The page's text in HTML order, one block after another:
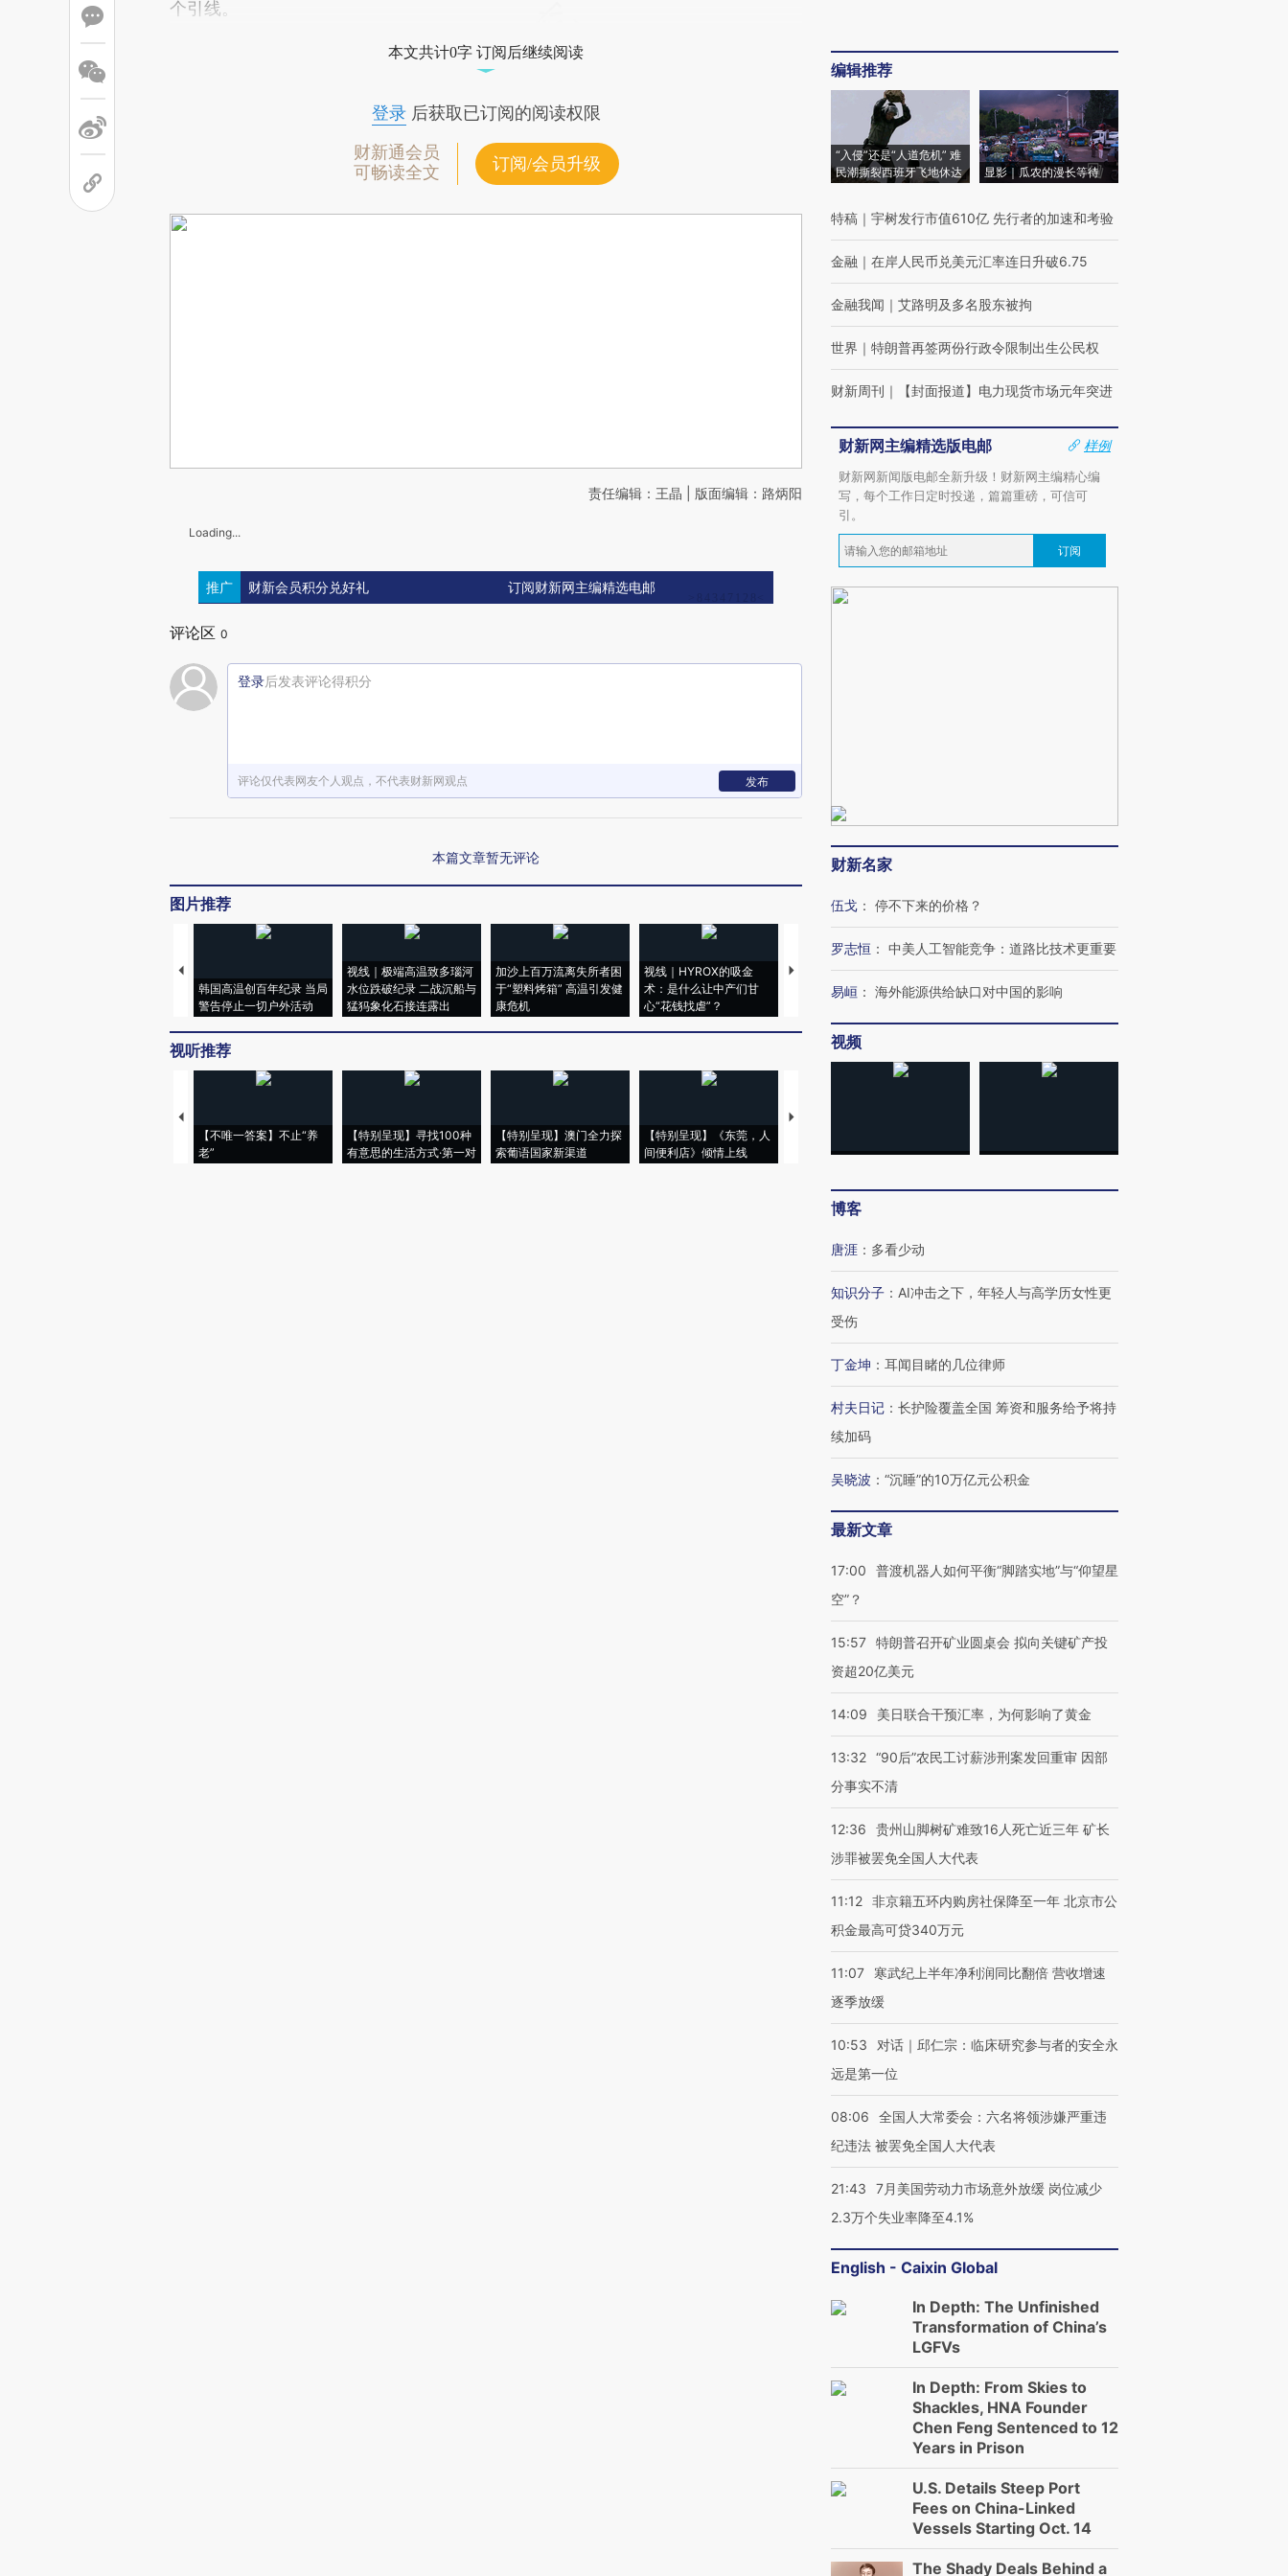
个引线。
本文共计0字 订阅后继续阅读
登录后获取已订阅的阅读权限
财新通会员
可畅读全文
订阅/会员升级
责任编辑：王晶 | 版面编辑：路炳阳
Loading...
推广 财新会员积分兑好礼 订阅财新网主编精选电邮
评论区 0
登录后发表评论得积分
评论仅代表网友个人观点，不代表财新网观点 发布
本篇文章暂无评论
图片推荐
韩国高温创百年纪录 当局
警告停止一切户外活动
视线｜极端高温致多瑙河
水位跌破纪录 二战沉船与
猛犸象化石接连露出
加沙上百万流离失所者困
于“塑料烤箱” 高温引发健
康危机
视线｜HYROX的吸金
术：是什么让中产们甘
心“花钱找虐”？
马航飞行员跨国走私7万
粒摇头丸 尿检体内含3种
视线｜被称为“蟑螂”的印
度Z世代 用街头抗争将教
视线｜“入侵”还是“人道危
视听推荐
【不唯一答案】不止“养
老”
【特别呈现】寻找100种
有意思的生活方式·第一对
【特别呈现】澳门全力探
索葡语国家新渠道
【特别呈现】《东莞，人
间便利店》倾情上线
【推广】走进第四届链博
有意思的生活方式·第三对
住三大增长引擎是什么？
编辑推荐
“入侵”还是“人道危机” 难
民潮撕裂西班牙飞地休达
显影｜瓜农的漫长等待
特稿 ｜ 宇树发行市值610亿 先行者的加速和考验
金融 ｜ 在岸人民币兑美元汇率连日升破6.75
金融我闻 ｜ 艾路明及多名股东被拘
世界 ｜ 特朗普再签两份行政令限制出生公民权
财新周刊 ｜ 【封面报道】电力现货市场元年突进
财新网主编精选版电邮
样例
财新网新闻版电邮全新升级！财新网主编精心编
写，每个工作日定时投递，篇篇重磅，可信可
引。
订阅
财新名家
伍戈 ： 停不下来的价格？
罗志恒 ： 中美人工智能竞争：道路比技术更重要
易峘 ： 海外能源供给缺口对中国的影响
视频
博客
唐涯 ： 多看少动
知识分子 ： AI冲击之下，年轻人与高学历女性更
受伤
丁金坤 ： 耳闻目睹的几位律师
村夫日记 ： 长护险覆盖全国 筹资和服务给予将持
续加码
吴晓波 ： “沉睡”的10万亿元公积金
最新文章
17:00
普渡机器人如何平衡“脚踏实地”与“仰望星
空”？
15:57 特朗普召开矿业圆桌会 拟向关键矿产投
资超20亿美元
14:09 美日联合干预汇率，为何影响了黄金
13:32 “90后”农民工讨薪涉刑案发回重审 因部
分事实不清
12:36
贵州山脚树矿难致16人死亡近三年 矿长
涉罪被罢免全国人大代表
11:12 非京籍五环内购房社保降至一年 北京市公
积金最高可贷340万元
11:07
寒武纪上半年净利润同比翻倍 营收增速
逐季放缓
10:53
对话｜邱仁宗：临床研究参与者的安全永
远是第一位
08:06
全国人大常委会：六名将领涉嫌严重违
纪违法 被罢免全国人大代表
21:43
7月美国劳动力市场意外放缓 岗位减少
2.3万个失业率降至4.1%
English - Caixin Global
In Depth: The Unfinished
Transformation of China’s
LGFVs
In Depth: From Skies to
Shackles, HNA Founder
Chen Feng Sentenced to 12
Years in Prison
U.S. Details Steep Port
Fees on China-Linked
Vessels Starting Oct. 14
The Shady Deals Behind a